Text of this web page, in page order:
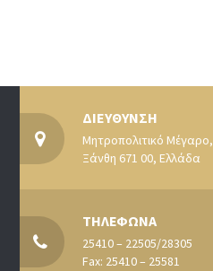
ΔΙΕΥΘΥΝΣΗ
Μητροπολιτικό Μέγαρο,
Ξάνθη 671 00, Ελλάδα
ΤΗΛΕΦΩΝΑ
25410 – 22505/28305
Fax: 25410 – 25581